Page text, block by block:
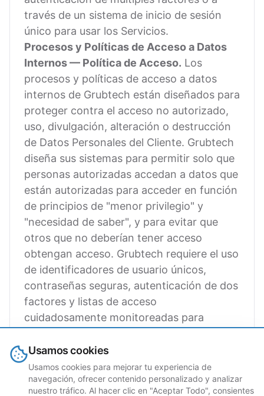
través de un sistema de inicio de sesión
único para usar los Servicios.
Procesos y Políticas de Acceso a Datos
Internos — Política de Acceso. Los
procesos y políticas de acceso a datos
internos de Grubtech están diseñados para
proteger contra el acceso no autorizado,
uso, divulgación, alteración o destrucción
de Datos Personales del Cliente. Grubtech
diseña sus sistemas para permitir solo que
personas autorizadas accedan a datos que
están autorizadas para acceder en función
de principios de "menor privilegio" y
"necesidad de saber", y para evitar que
otros que no deberían tener acceso
obtengan acceso. Grubtech requiere el uso
de identificadores de usuario únicos,
contraseñas seguras, autenticación de dos
factores y listas de acceso
cuidadosamente monitoreadas para
autorizado. El otorgamiento o
modificación de derechos de acceso se
basa en: las responsabilidades laborales
Usamos cookies
Usamos cookies para mejorar tu experiencia de
navegación, ofrecer contenido personalizado y analizar
nuestro tráfico. Al hacer clic en "Aceptar Todo", consientes